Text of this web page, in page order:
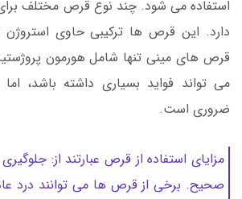
استفاده می شود. چند نوع قرص مختلف
دارد. این قرص ها ترکیبی حاوی استروژن
قرص های مینی تنها شامل هورمون
می تواند فواید بسیاری داشته باشد،
ضروری است.
مزایای استفاده از قرص عبارتند از:
صحیح. برخی از قرص ها می توانند درد